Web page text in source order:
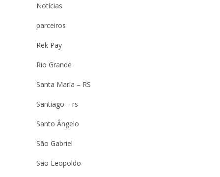
Notícias
parceiros
Rek Pay
Rio Grande
Santa Maria – RS
Santiago – rs
Santo Ângelo
São Gabriel
São Leopoldo